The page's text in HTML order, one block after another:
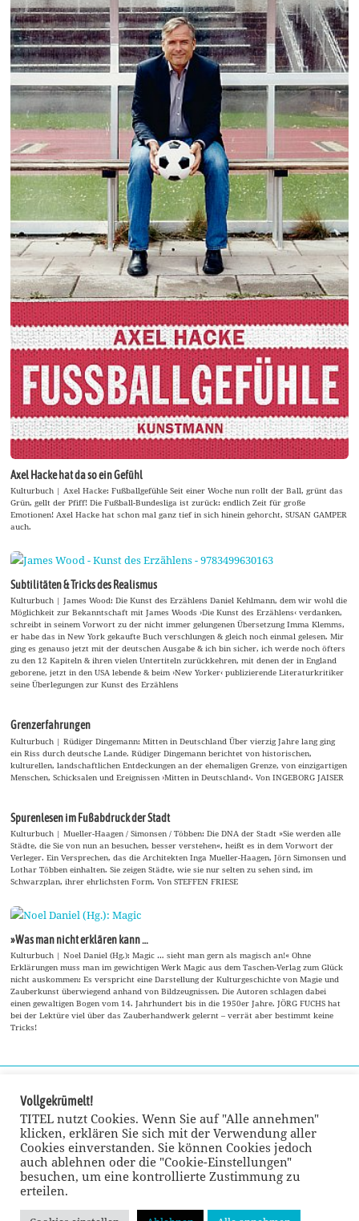
Axel Hacke hat da so ein Gefühl
Kulturbuch | Axel Hacke: Fußballgefühle Seit einer Woche nun rollt der Ball, grünt das
Grün, gellt der Pfiff! Die Fußball-Bundesliga ist zurück: endlich Zeit für große
Emotionen! Axel Hacke hat schon mal ganz tief in sich hinein gehorcht, SUSAN GAMPER
auch.
Subtilitäten & Tricks des Realismus
Kulturbuch | James Wood: Die Kunst des Erzählens Daniel Kehlmann, dem wir wohl die
Möglichkeit zur Bekanntschaft mit James Woods ›Die Kunst des Erzählens‹ verdanken,
schreibt in seinem Vorwort zu der nicht immer gelungenen Übersetzung Imma Klemms,
er habe das in New York gekaufte Buch verschlungen & gleich noch einmal gelesen. Mir
ging es genauso jetzt mit der deutschen Ausgabe & ich bin sicher, ich werde noch öfters
zu den 12 Kapiteln & ihren vielen Untertiteln zurückkehren, mit denen der in England
geborene, jetzt in den USA lebende & beim ›New Yorker‹ publizierende Literaturkritiker
seine Überlegungen zur Kunst des Erzählens
Grenzerfahrungen
Kulturbuch | Rüdiger Dingemann: Mitten in Deutschland Über vierzig Jahre lang ging
ein Riss durch deutsche Lande. Rüdiger Dingemann berichtet von historischen,
kulturellen, landschaftlichen Entdeckungen an der ehemaligen Grenze, von einzigartigen
Menschen, Schicksalen und Ereignissen ›Mitten in Deutschland‹. Von INGEBORG JAISER
Spurenlesen im Fußabdruck der Stadt
Kulturbuch | Mueller-Haagen / Simonsen / Többen: Die DNA der Stadt »Sie werden alle
Städte, die Sie von nun an besuchen, besser verstehen«, heißt es in dem Vorwort der
Verleger. Ein Versprechen, das die Architekten Inga Mueller-Haagen, Jörn Simonsen und
Lothar Többen einhalten. Sie zeigen Städte, wie sie nur selten zu sehen sind, im
Schwarzplan, ihrer ehrlichsten Form. Von STEFFEN FRIESE
»Was man nicht erklären kann …
Kulturbuch | Noel Daniel (Hg.): Magic … sieht man gern als magisch an!« Ohne
Erklärungen muss man im gewichtigen Werk Magic aus dem Taschen-Verlag zum Glück
nicht auskommen: Es verspricht eine Darstellung der Kulturgeschichte von Magie und
Zauberkunst überwiegend anhand von Bildzeugnissen. Die Autoren schlagen dabei
einen gewaltigen Bogen vom 14. Jahrhundert bis in die 1950er Jahre. JÖRG FUCHS hat
bei der Lektüre viel über das Zauberhandwerk gelernt – verrät aber bestimmt keine
Tricks!
Vollgekrümelt!
TITEL nutzt Cookies. Wenn Sie auf "Alle annehmen"
klicken, erklären Sie sich mit der Verwendung aller
Cookies einverstanden. Sie können Cookies jedoch
auch ablehnen oder die "Cookie-Einstellungen"
besuchen, um eine kontrollierte Zustimmung zu
erteilen.